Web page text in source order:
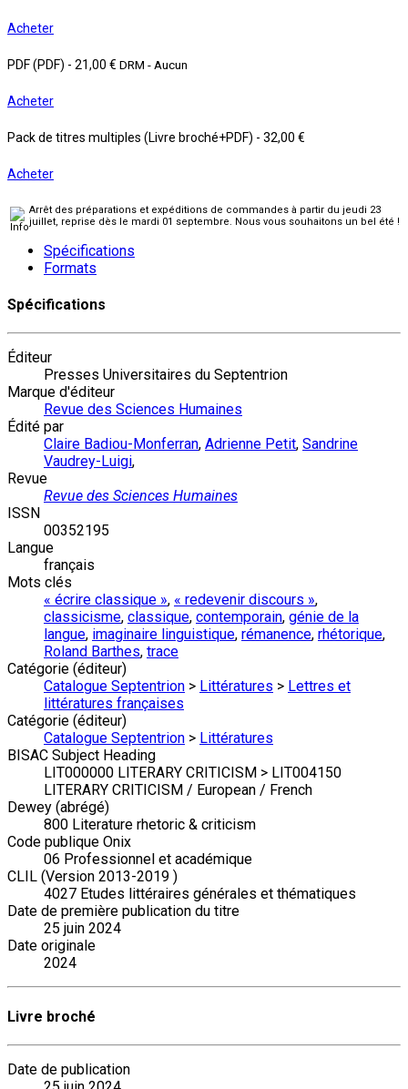
Acheter
PDF (PDF) - 21,00 € DRM - Aucun
Acheter
Pack de titres multiples (Livre broché+PDF) - 32,00 €
Acheter
Arrêt des préparations et expéditions de commandes à partir du jeudi 23
juillet, reprise dès le mardi 01 septembre. Nous vous souhaitons un bel été !
Spécifications
Formats
Spécifications
Éditeur
Presses Universitaires du Septentrion
Marque d'éditeur
Revue des Sciences Humaines
Édité par
Claire Badiou-Monferran, Adrienne Petit, Sandrine
Vaudrey-Luigi,
Revue
Revue des Sciences Humaines
ISSN
00352195
Langue
français
Mots clés
« écrire classique », « redevenir discours »,
classicisme, classique, contemporain, génie de la
langue, imaginaire linguistique, rémanence, rhétorique,
Roland Barthes, trace
Catégorie (éditeur)
Catalogue Septentrion > Littératures > Lettres et
littératures françaises
Catégorie (éditeur)
Catalogue Septentrion > Littératures
BISAC Subject Heading
LIT000000 LITERARY CRITICISM > LIT004150
LITERARY CRITICISM / European / French
Dewey (abrégé)
800 Literature rhetoric & criticism
Code publique Onix
06 Professionnel et académique
CLIL (Version 2013-2019 )
4027 Etudes littéraires générales et thématiques
Date de première publication du titre
25 juin 2024
Date originale
2024
Livre broché
Date de publication